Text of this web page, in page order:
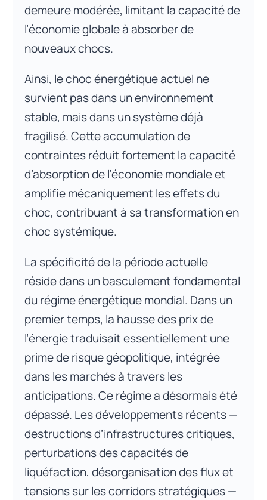
demeure modérée, limitant la capacité de
l’économie globale à absorber de
nouveaux chocs.
Ainsi, le choc énergétique actuel ne
survient pas dans un environnement
stable, mais dans un système déjà
fragilisé. Cette accumulation de
contraintes réduit fortement la capacité
d’absorption de l’économie mondiale et
amplifie mécaniquement les effets du
choc, contribuant à sa transformation en
choc systémique.
La spécificité de la période actuelle
réside dans un basculement fondamental
du régime énergétique mondial. Dans un
premier temps, la hausse des prix de
l’énergie traduisait essentiellement une
prime de risque géopolitique, intégrée
dans les marchés à travers les
anticipations. Ce régime a désormais été
dépassé. Les développements récents —
destructions d’infrastructures critiques,
perturbations des capacités de
liquéfaction, désorganisation des flux et
tensions sur les corridors stratégiques —